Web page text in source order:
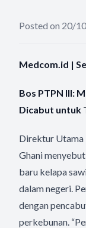
Posted on 20/
Medcom.id |
Bos PTPN III:
Dicabut untuk
Direktur
Ghani
baru kelapa
dalam negeri.
dengan
perkebunan.